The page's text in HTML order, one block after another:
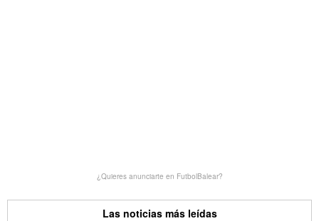
¿Quieres anunciarte en FutbolBalear?
Las noticias más leídas